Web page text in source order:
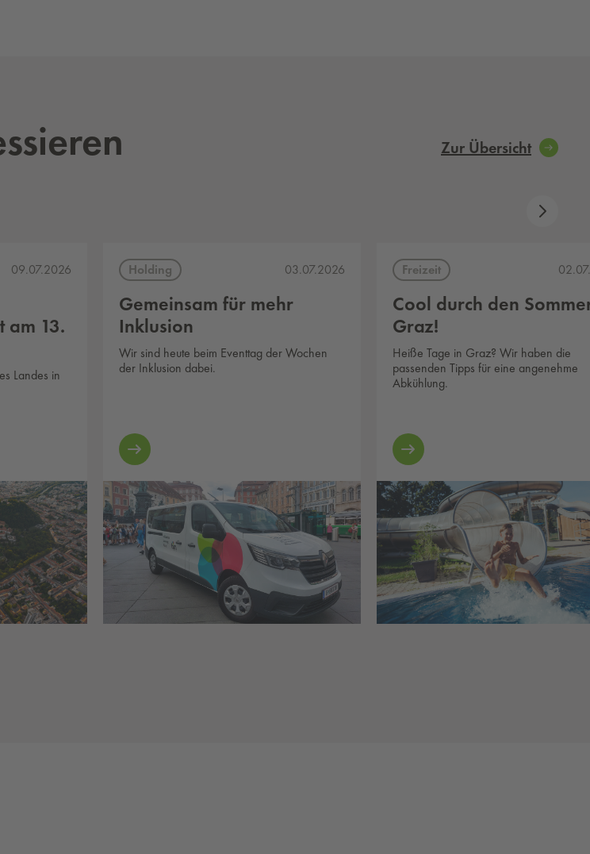
Zur Übersicht
09.07.2026
am 13.
Landes in
Holding 03.07.2026
Gemeinsam für mehr
Inklusion
Wir sind heute beim Eventtag der Wochen
der Inklusion dabei.
Freizeit
Cool durch den
Graz!
Heiße Tage in Graz? Wir haben die
passenden Tipps für eine angenehme
Abkühlung.